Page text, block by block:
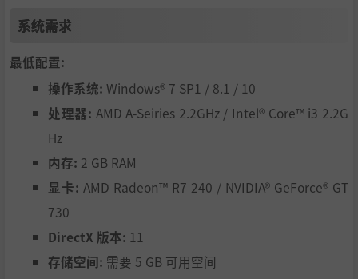
系统需求
最低配置:
操作系统: Windows® 7 SP1 / 8.1 / 10
处理器: AMD A-Seiries 2.2GHz / Intel® Core™ i3 2.2G
Hz
内存: 2 GB RAM
显卡: AMD Radeon™ R7 240 / NVIDIA® GeForce® GT
730
DirectX 版本: 11
存储空间: 需要 5 GB 可用空间